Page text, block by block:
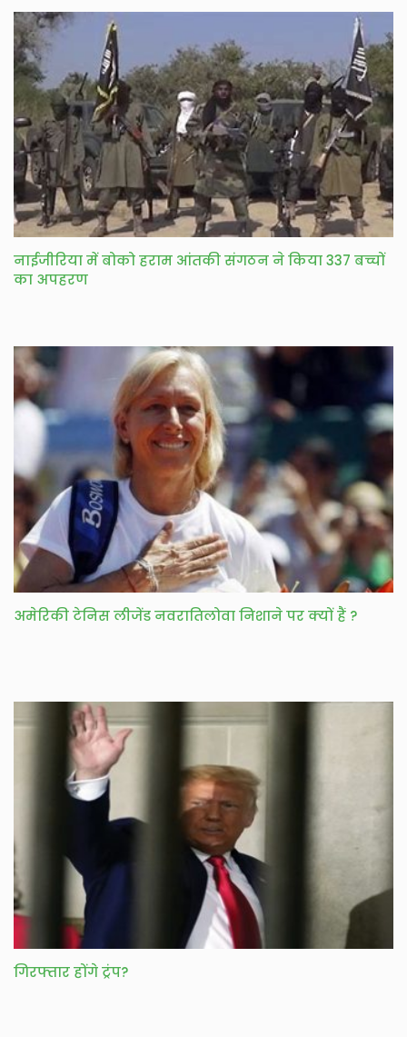
नाईजीरिया में बोको हराम आंतकी संगठन ने किया 337 बच्चों
का अपहरण
अमेरिकी टेनिस लीजेंड नवरातिलोवा निशाने पर क्यों हैं ?
गिरफ्तार होंगे ट्रंप?